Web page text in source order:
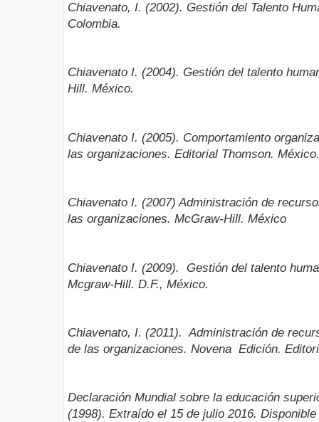
Chiavenato, I. (2002). Gestión del Talento
Colombia.
Chiavenato I. (2004). Gestión del talento
Hill. México.
Chiavenato I. (2005). Comportamiento
las organizaciones. Editorial Thomson. México.
Chiavenato I. (2007) Administración de
las organizaciones. McGraw-Hill. México
Chiavenato I. (2009). Gestión del talento
Mcgraw-Hill. D.F., México.
Chiavenato, I. (2011). Administración de
de las organizaciones. Novena Edición.
Declaración Mundial sobre la educación
(1998). Extraído el 15 de julio 2016. Disponible